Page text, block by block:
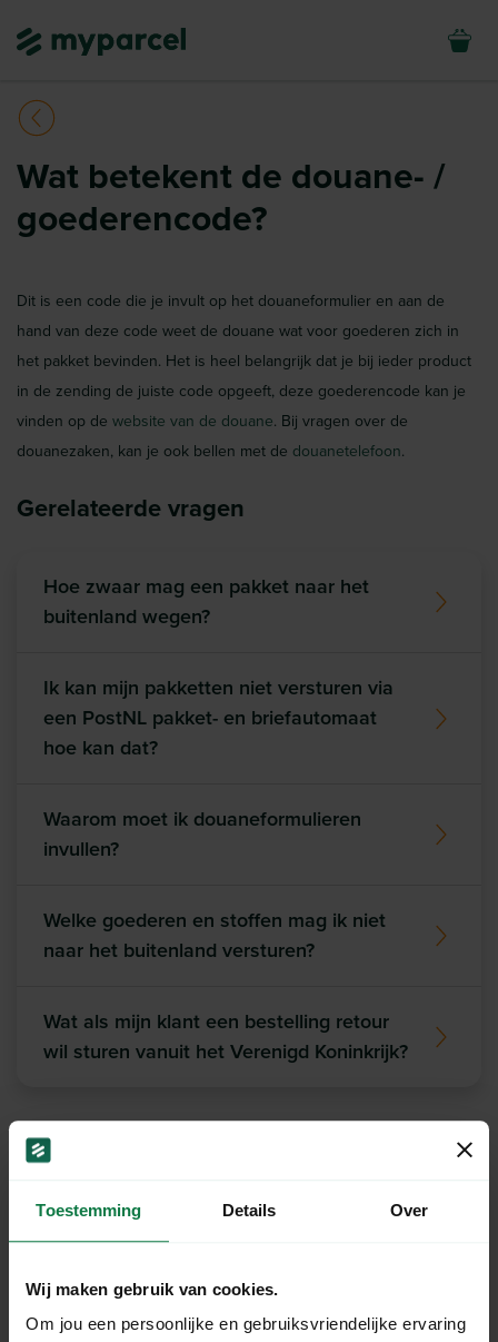
Toestemming Details Over
Wij maken gebruik van cookies.
Om jou een persoonlijke en gebruiksvriendelijke ervaring
Wat betekent de douane- /
goederencode?
Dit is een code die je invult op het douaneformulier en aan de
hand van deze code weet de douane wat voor goederen zich in
het pakket bevinden. Het is heel belangrijk dat je bij ieder product
in de zending de juiste code opgeeft, deze goederencode kan je
vinden op de website van de douane. Bij vragen over de
douanezaken, kan je ook bellen met de douanetelefoon.
Gerelateerde vragen
Hoe zwaar mag een pakket naar het
buitenland wegen?
Ik kan mijn pakketten niet versturen via
een PostNL pakket- en briefautomaat
hoe kan dat?
Waarom moet ik douaneformulieren
invullen?
Welke goederen en stoffen mag ik niet
naar het buitenland versturen?
Wat als mijn klant een bestelling retour
wil sturen vanuit het Verenigd Koninkrijk?